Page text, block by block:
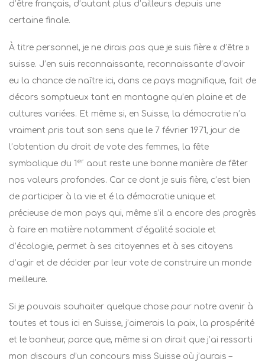
d’être français, d’autant plus d’ailleurs depuis une
certaine finale.
À titre personnel, je ne dirais pas que je suis fière « d’être »
suisse. J’en suis reconnaissante, reconnaissante d’avoir
eu la chance de naître ici, dans ce pays magnifique, fait de
décors somptueux tant en montagne qu’en plaine et de
cultures variées. Et même si, en Suisse, la démocratie n’a
vraiment pris tout son sens que le 7 février 1971, jour de
l’obtention du droit de vote des femmes, la fête
symbolique du 1 er aout reste une bonne manière de fêter
nos valeurs profondes. Car ce dont je suis fière, c’est bien
de participer à la vie et é la démocratie unique et
précieuse de mon pays qui, même s’il a encore des progrès
à faire en matière notamment d’égalité sociale et
d’écologie, permet à ses citoyennes et à ses citoyens
d’agir et de décider par leur vote de construire un monde
meilleure.
Si je pouvais souhaiter quelque chose pour notre avenir à
toutes et tous ici en Suisse, j’aimerais la paix, la prospérité
et le bonheur, parce que, même si on dirait que j’ai ressorti
mon discours d’un concours miss Suisse où j’aurais –